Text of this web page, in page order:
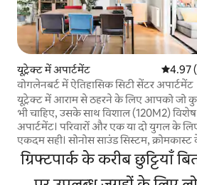
यूट्रेक्ट में अपार्टमेंट औसत4.97
वोगलेनबर्ट में ऐतिहासिक सिटी सेंटर अपार्टमेंट
यूट्रेक्ट में आराम से ठहरने के लिए आपको जो
भी चाहिए, उसके साथ विशाल (120M2) विशेष
अपार्टमेंट। परिवारों और एक या दो युगल के
एकदम सही। सोनोस साउंड सिस्टम, क्रोमकास्ट
साथ स्मार्ट टीवी, नेटफ़्लिक्स और स्मार्ट परिवेश
बिजली जैसे मनोरंजन विकल्पों का आनंद लें,
अवधि के स्पर्श में दाग कांच, ऊंची छत और
ग्रिफ्टपार्क के करीब छुट्टियाँ